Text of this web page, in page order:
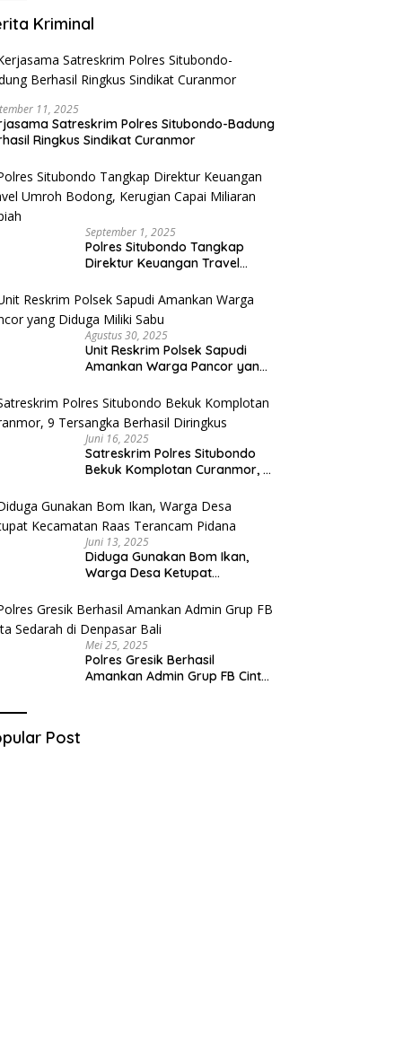
Kriminal
11, 2025
Satreskrim Polres Situbondo-Badung
Ringkus Sindikat Curanmor
September 1, 2025
Polres Situbondo Tangkap
Direktur Keuangan Travel
Capai Miliaran Rupiah
Agustus 30, 2025
Unit Reskrim Polsek Sapudi
Amankan Warga Pancor yang
Juni 16, 2025
Satreskrim Polres Situbondo
Bekuk Komplotan Curanmor, 9
Juni 13, 2025
Diduga Gunakan Bom Ikan,
Warga Desa Ketupat
Pidana
Mei 25, 2025
Polres Gresik Berhasil
Amankan Admin Grup FB Cinta
Post